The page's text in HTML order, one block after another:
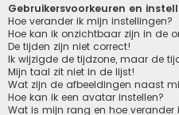
Gebruikersvoorkeuren en
Hoe verander ik mijn instellingen?
Hoe kan ik onzichtbaar zijn in de
De tijden zijn niet correct!
Ik wijzigde de tijdzone, maar de
Mijn taal zit niet in de lijst!
Wat zijn de afbeeldingen naast
Hoe kan ik een avatar instellen?
Wat is mijn rang en hoe verander